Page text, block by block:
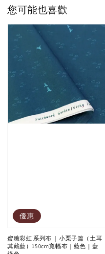
您可能也喜歡
優惠
蜜糖彩虹 系列布 ｜小栗子篇（土耳
其藏藍）150cm寬幅布｜藍色｜藍